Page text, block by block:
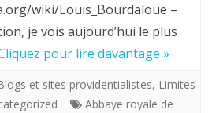
–
commun
wiki/Louis_Bourdaloue –
je vois aujourd’hui le plus
pour lire davantage »
et sites providentialistes, Limites
Abbaye royale de